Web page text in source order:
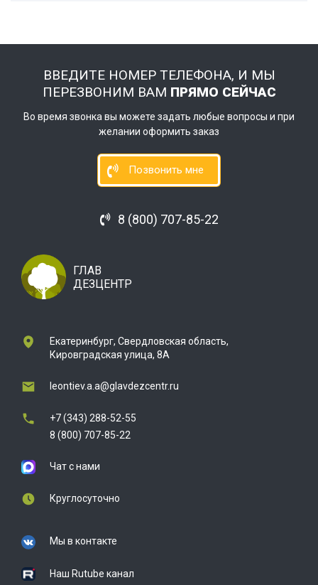
ВВЕДИТЕ НОМЕР ТЕЛЕФОНА, И МЫ
ПЕРЕЗВОНИМ ВАМ ПРЯМО СЕЙЧАС
Во время звонка вы можете задать любые вопросы и при
желании оформить заказ
Позвонить мне
8 (800) 707-85-22
ГЛАВ
ДЕЗЦЕНТР
Екатеринбург, Свердловская область,
Кировградская улица, 8А
leontiev.a.a@glavdezcentr.ru
+7 (343) 288-52-55
8 (800) 707-85-22
Чат с нами
Круглосуточно
Мы в контакте
Наш Rutube канал